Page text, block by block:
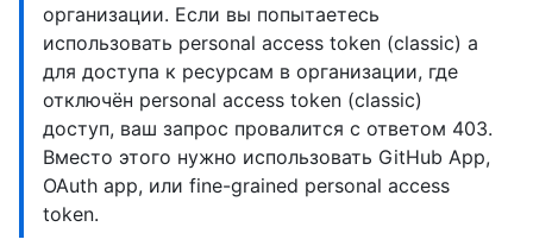
организации. Если вы попытаетесь
использовать personal access token (classic) a
для доступа к ресурсам в организации, где
отключён personal access token (classic)
доступ, ваш запрос провалится с ответом 403.
Вместо этого нужно использовать GitHub App,
OAuth app, или fine-grained personal access
token.